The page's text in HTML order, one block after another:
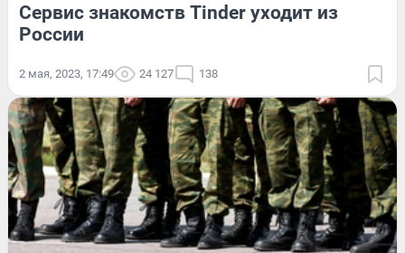
Сервис знакомств Tinder уходит из
России
2 мая, 2023, 17:49 24 127 138